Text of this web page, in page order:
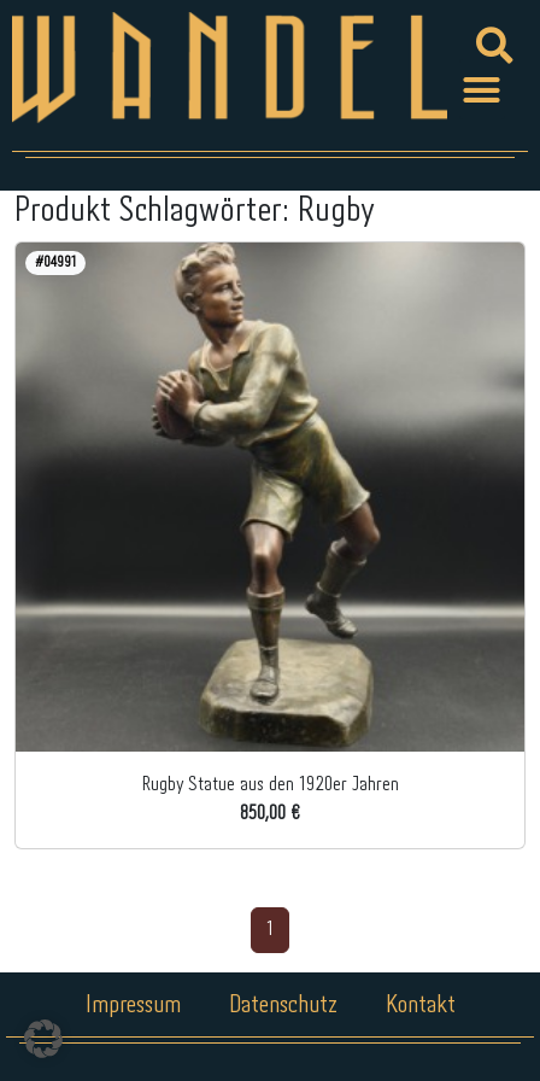
Produkt Schlagwörter: Rugby
#04991
Rugby Statue aus den 1920er Jahren
850,00 €
Impressum Datenschutz Kontakt